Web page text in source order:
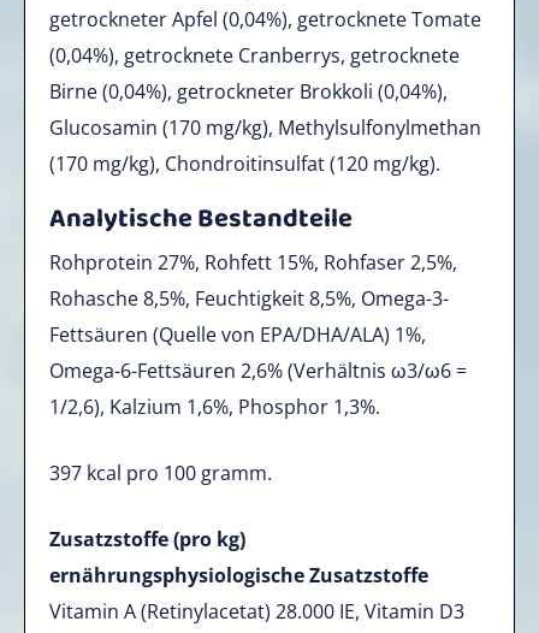
getrockneter Apfel (0,04%), getrocknete Tomate
(0,04%), getrocknete Cranberrys, getrocknete
Birne (0,04%), getrockneter Brokkoli (0,04%),
Glucosamin (170 mg/kg), Methylsulfonylmethan
(170 mg/kg), Chondroitinsulfat (120 mg/kg).
Analytische Bestandteile
Rohprotein 27%, Rohfett 15%, Rohfaser 2,5%,
Rohasche 8,5%, Feuchtigkeit 8,5%, Omega-3-
Fettsäuren (Quelle von EPA/DHA/ALA) 1%,
Omega-6-Fettsäuren 2,6% (Verhältnis ω3/ω6 =
1/2,6), Kalzium 1,6%, Phosphor 1,3%.
397 kcal pro 100 gramm.
Zusatzstoffe (pro kg)
ernährungsphysiologische Zusatzstoffe
Vitamin A (Retinylacetat) 28.000 IE, Vitamin D3